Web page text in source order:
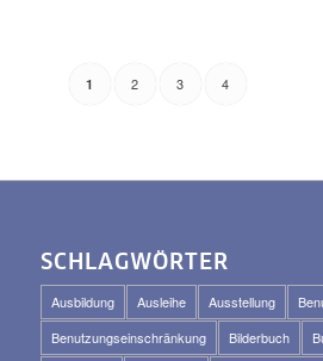
1 2 3 4
SCHLAGWÖRTER
Ausbildung Ausleihe Ausstellung
Benutzungseinschränkung
Bilderbuch